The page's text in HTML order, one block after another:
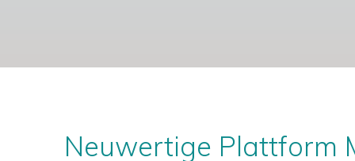
Neuwertige Plattform